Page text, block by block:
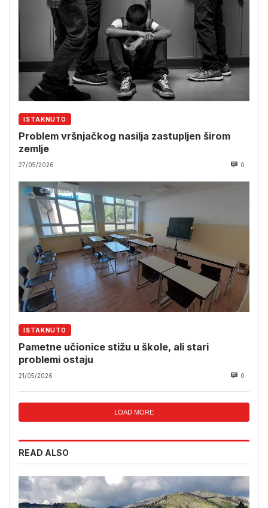
ISTAKNUTO
Problem vršnjačkog nasilja zastupljen širom
zemlje
27/05/2026 0
ISTAKNUTO
Pametne učionice stižu u škole, ali stari
problemi ostaju
21/05/2026 0
LOAD MORE
READ ALSO